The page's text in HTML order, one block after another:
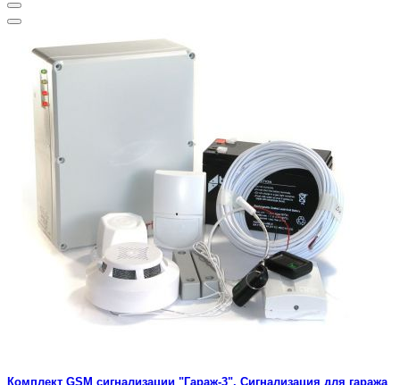
Комплект GSM сигнализации "Гараж-3". Сигнализация для гаража